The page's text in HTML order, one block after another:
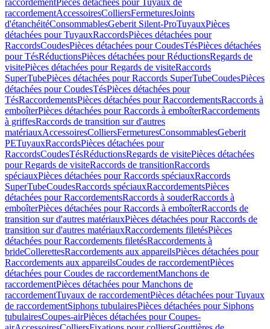
raccordementPièces détachées pour Tuyaux de
raccordementAccessoiresColliersFermeturesJoints
d'étanchéitéConsommablesGeberit Silent-ProTuyauxPièces
détachées pour TuyauxRaccordsPièces détachées pour
RaccordsCoudesPièces détachées pour CoudesTésPièces détachées
pour TésRéductionsPièces détachées pour RéductionsRegards de
visitePièces détachées pour Regards de visiteRaccords
SuperTubePièces détachées pour Raccords SuperTubeCoudesPièces
détachées pour CoudesTésPièces détachées pour
TésRaccordementsPièces détachées pour RaccordementsRaccords à
emboîterPièces détachées pour Raccords à emboîterRaccordements
à griffesRaccords de transition sur d'autres
matériauxAccessoiresColliersFermeturesConsommablesGeberit
PETuyauxRaccordsPièces détachées pour
RaccordsCoudesTésRéductionsRegards de visitePièces détachées
pour Regards de visiteRaccords de transitionRaccords
spéciauxPièces détachées pour Raccords spéciauxRaccords
SuperTubeCoudesRaccords spéciauxRaccordementsPièces
détachées pour RaccordementsRaccords à souderRaccords à
emboîterPièces détachées pour Raccords à emboîterRaccords de
transition sur d'autres matériauxPièces détachées pour Raccords de
transition sur d'autres matériauxRaccordements filetésPièces
détachées pour Raccordements filetésRaccordements à
brideCollerettesRaccordements aux appareilsPièces détachées pour
Raccordements aux appareilsCoudes de raccordementPièces
détachées pour Coudes de raccordementManchons de
raccordementPièces détachées pour Manchons de
raccordementTuyaux de raccordementPièces détachées pour Tuyaux
de raccordementSiphons tubulairesPièces détachées pour Siphons
tubulairesCoupes-airPièces détachées pour Coupes-